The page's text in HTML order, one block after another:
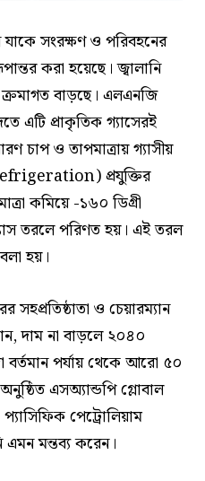
সংরক্ষণ ও পরিবহনের
করা হয়েছে। জ্বালানি
বাড়ছে। এলএনজি
এটি প্রাকৃতিক গ্যাসেরই
চাপ ও তাপমাত্রায় গ্যাসীয়
প্রযুক্তির
কমিয়ে -১৬০ ডিগ্রী
তরলে পরিণত হয়। এই তরল
হয়।
সহপ্রতিষ্ঠাতা ও চেয়ারম্যান
দাম না বাড়লে ২০৪০
বর্তমান পর্যায় থেকে আরো ৫০
এসঅ্যান্ডপি গ্লোবাল
পেট্রোলিয়াম
এমন মন্তব্য করেন।